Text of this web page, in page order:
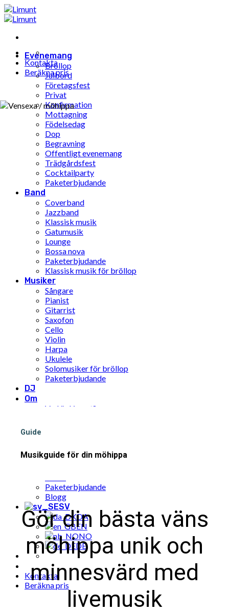
Hoppa
till
Evenemang
Bröllop
Julbord
Företagsfest
Privat
Konfirmation
Mottagning
Födelsedag
Dop
Begravning
Offentligt evenemang
Trädgårdsfest
Cocktailparty
Paketerbjudande
Band
Coverband
Jazzband
Klassisk musik
Gatumusik
Lounge
Bossa nova
Paketerbjudande
Klassisk musik för bröllop
Musiker
Sångare
Pianist
Gitarrist
Saxofon
Cello
Violin
Harpa
Ukulele
Solomusiker för bröllop
Paketerbjudande
DJ
Om
Vad är Limunt?
Inspiration
Paketerbjudande
Blogg
SV
DA
EN
NO
DE
Kontakta
Beräkna pris
Kontakta
Beräkna pris
Guide
Musikguide för din möhippa
Gör din bästa väns
möhippa unik och
minnesvärd med
livemusik